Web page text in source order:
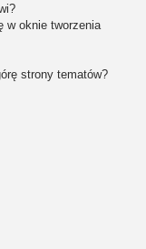
w oknie tworzenia
strony tematów?